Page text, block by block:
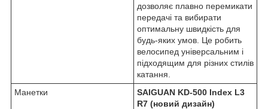
дозволяє плавно перемикати
передачі та вибирати
оптимальну швидкість для
будь-яких умов. Це робить
велосипед універсальним і
підходящим для різних стилів
катання.
Манетки
SAIGUAN KD-500 Index L3
R7 (новий дизайн)